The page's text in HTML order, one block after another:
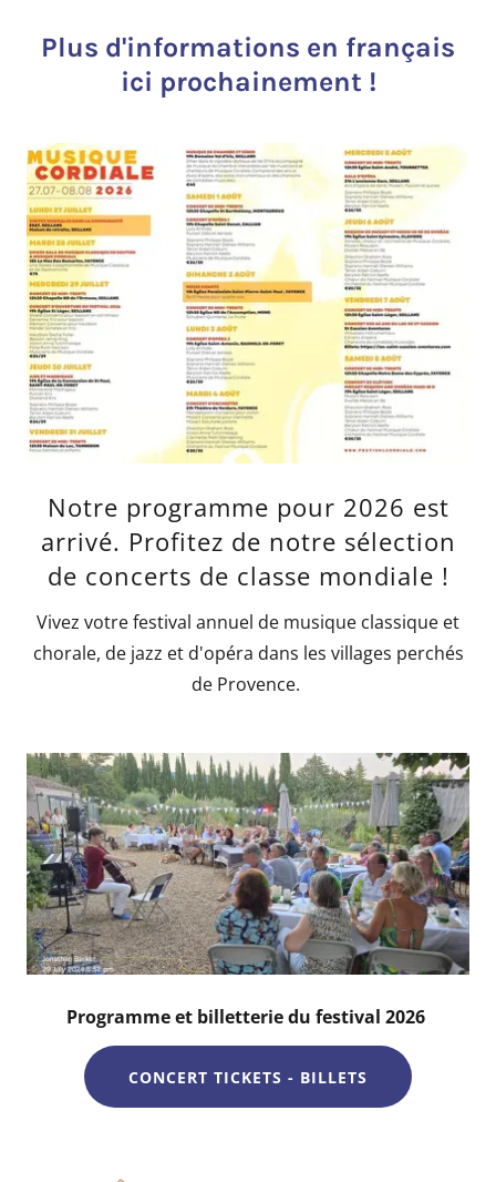
Plus d'informations en français
ici prochainement !
Notre programme pour 2026 est
arrivé. Profitez de notre sélection
de concerts de classe mondiale !
Vivez votre festival annuel de musique classique et
chorale, de jazz et d'opéra dans les villages perchés
de Provence.
Programme et billetterie du festival 2026
CONCERT TICKETS - BILLETS